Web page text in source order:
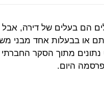
או בבעלות אחד מבני
היום.